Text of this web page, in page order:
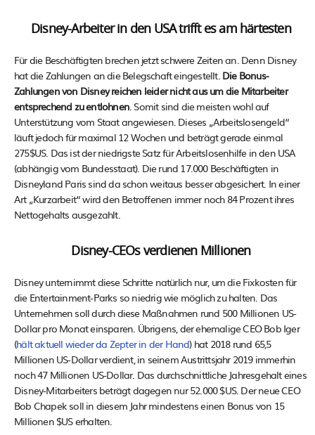
Disney-Arbeiter in den USA trifft es am härtesten
Für die Beschäftigten brechen jetzt schwere Zeiten an. Denn Disney
hat die Zahlungen an die Belegschaft eingestellt. Die Bonus-
Zahlungen von Disney reichen leider nicht aus um die Mitarbeiter
entsprechend zu entlohnen . Somit sind die meisten wohl auf
Unterstützung vom Staat angewiesen. Dieses „Arbeitslosengeld“
läuft jedoch für maximal 12 Wochen und beträgt gerade einmal
275$US. Das ist der niedrigste Satz für Arbeitslosenhilfe in den USA
(abhängig vom Bundesstaat). Die rund 17.000 Beschäftigten in
Disneyland Paris sind da schon weitaus besser abgesichert. In einer
Art „Kurzarbeit“ wird den Betroffenen immer noch 84 Prozent ihres
Nettogehalts ausgezahlt.
Disney-CEOs verdienen Millionen
Disney unternimmt diese Schritte natürlich nur, um die Fixkosten für
die Entertainment-Parks so niedrig wie möglich zu halten. Das
Unternehmen soll durch diese Maßnahmen rund 500 Millionen US-
Dollar pro Monat einsparen. Übrigens, der ehemalige CEO Bob Iger
(hält aktuell wieder da Zepter in der Hand) hat 2018 rund 65,5
Millionen US-Dollar verdient, in seinem Austrittsjahr 2019 immerhin
noch 47 Millionen US-Dollar. Das durchschnittliche Jahresgehalt eines
Disney-Mitarbeiters beträgt dagegen nur 52.000 $US. Der neue CEO
Bob Chapek soll in diesem Jahr mindestens einen Bonus von 15
Millionen $US erhalten.